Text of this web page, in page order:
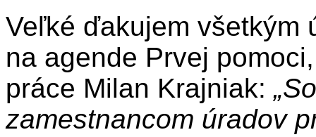
Veľké ďakujem všetkým
na agende Prvej
práce Milan Krajniak:
zamestnancom úradov